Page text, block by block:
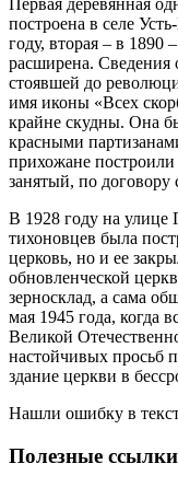
Первая деревянная
построена в селе
году, вторая – в 1890
расширена. Сведения
стоявшей до
имя иконы «Всех
крайне скудны. Она
красными
прихожане
занятый, по
В 1928 году на улице
тихоновцев была
церковь, но и ее
обновленческой
зерносклад, а сама
мая 1945 года, когда
Великой
настойчивых просьб
здание церкви в
Нашли ошибку в
Полезные ссылки